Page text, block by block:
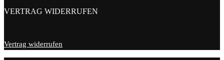
VERTRAG WIDERRUFEN
Vertrag widerrufen